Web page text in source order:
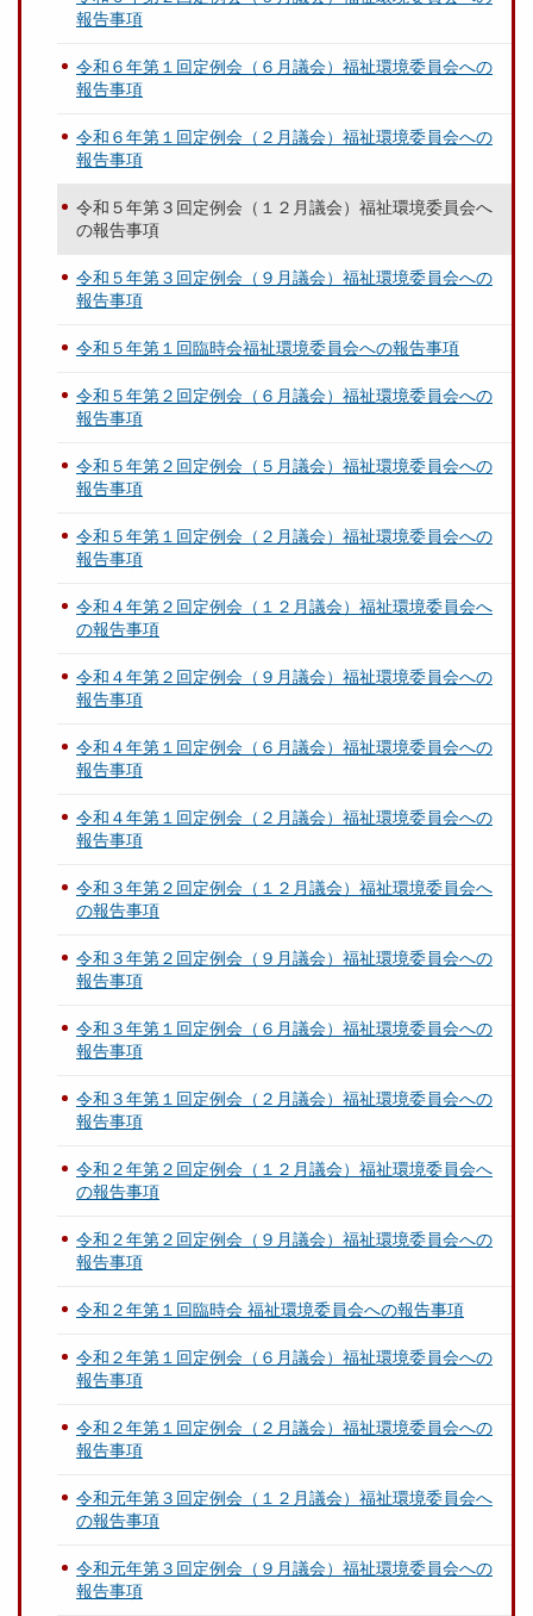
報告事項
令和６年第１回定例会（６月議会）福祉環境委員会への
報告事項
令和６年第１回定例会（２月議会）福祉環境委員会への
報告事項
令和５年第３回定例会（１２月議会）福祉環境委員会へ
の報告事項
令和５年第３回定例会（９月議会）福祉環境委員会への
報告事項
令和５年第１回臨時会福祉環境委員会への報告事項
令和５年第２回定例会（６月議会）福祉環境委員会への
報告事項
令和５年第２回定例会（５月議会）福祉環境委員会への
報告事項
令和５年第１回定例会（２月議会）福祉環境委員会への
報告事項
令和４年第２回定例会（１２月議会）福祉環境委員会へ
の報告事項
令和４年第２回定例会（９月議会）福祉環境委員会への
報告事項
令和４年第１回定例会（６月議会）福祉環境委員会への
報告事項
令和４年第１回定例会（２月議会）福祉環境委員会への
報告事項
令和３年第２回定例会（１２月議会）福祉環境委員会へ
の報告事項
令和３年第２回定例会（９月議会）福祉環境委員会への
報告事項
令和３年第１回定例会（６月議会）福祉環境委員会への
報告事項
令和３年第１回定例会（２月議会）福祉環境委員会への
報告事項
令和２年第２回定例会（１２月議会）福祉環境委員会へ
の報告事項
令和２年第２回定例会（９月議会）福祉環境委員会への
報告事項
令和２年第１回臨時会 福祉環境委員会への報告事項
令和２年第１回定例会（６月議会）福祉環境委員会への
報告事項
令和２年第１回定例会（２月議会）福祉環境委員会への
報告事項
令和元年第３回定例会（１２月議会）福祉環境委員会へ
の報告事項
令和元年第３回定例会（９月議会）福祉環境委員会への
報告事項